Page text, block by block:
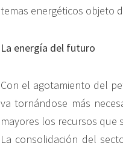
temas energéticos objeto
La energía del futuro
Con el agotamiento del
va tornándose más
mayores los recursos que
La consolidación del